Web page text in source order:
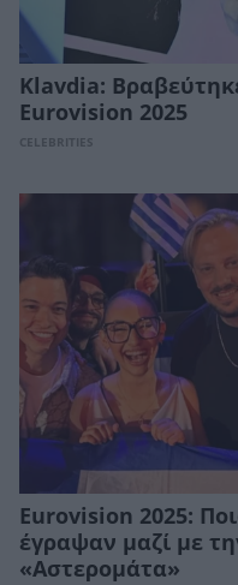
Klavdia:
Eurovision 2025
CELEBRITIES
Eurovision 2025:
έγραψαν μαζί με
«Αστερομάτα»